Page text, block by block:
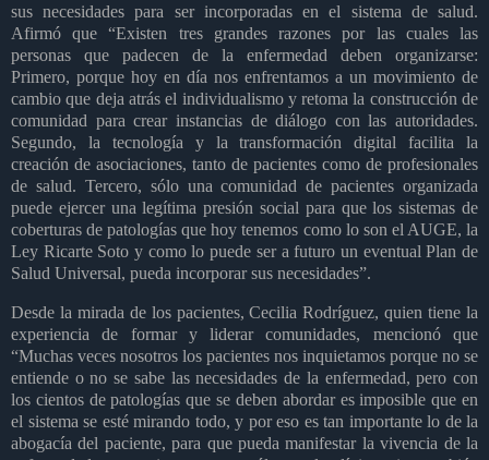
sus necesidades para ser incorporadas en el sistema de salud.
Afirmó que “Existen tres grandes razones por las cuales las
personas que padecen de la enfermedad deben organizarse:
Primero, porque hoy en día nos enfrentamos a un movimiento de
cambio que deja atrás el individualismo y retoma la construcción de
comunidad para crear instancias de diálogo con las autoridades.
Segundo, la tecnología y la transformación digital facilita la
creación de asociaciones, tanto de pacientes como de profesionales
de salud. Tercero, sólo una comunidad de pacientes organizada
puede ejercer una legítima presión social para que los sistemas de
coberturas de patologías que hoy tenemos como lo son el AUGE, la
Ley Ricarte Soto y como lo puede ser a futuro un eventual Plan de
Salud Universal, pueda incorporar sus necesidades”.
Desde la mirada de los pacientes, Cecilia Rodríguez, quien tiene la
experiencia de formar y liderar comunidades, mencionó que
“Muchas veces nosotros los pacientes nos inquietamos porque no se
entiende o no se sabe las necesidades de la enfermedad, pero con
los cientos de patologías que se deben abordar es imposible que en
el sistema se esté mirando todo, y por eso es tan importante lo de la
abogacía del paciente, para que pueda manifestar la vivencia de la